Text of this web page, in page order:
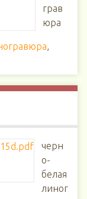
грав
юра
,
черн
о-
белая
линог